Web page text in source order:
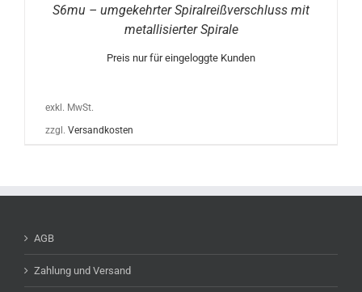
S6mu – umgekehrter Spiralreißverschluss mit
metallisierter Spirale
Preis nur für eingeloggte Kunden
exkl. MwSt.
zzgl. Versandkosten
AGB
Zahlung und Versand